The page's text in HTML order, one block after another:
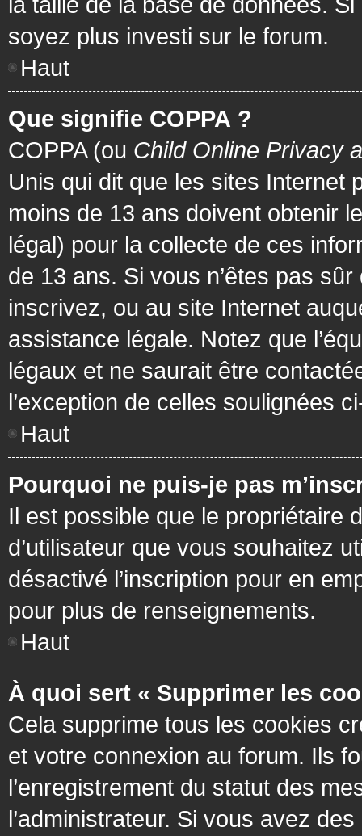
soyez plus investi sur le forum.
Haut
Que signifie COPPA ?
COPPA (ou Child Online Privacy
Unis qui dit que les sites Internet
moins de 13 ans doivent obtenir
légal) pour la collecte de ces
de 13 ans. Si vous n’êtes pas
inscrivez, ou au site Internet
assistance légale. Notez que
légaux et ne saurait être
l’exception de celles soulignées
Haut
Pourquoi ne puis-je pas
Il est possible que le propriétaire
d’utilisateur que vous souhaitez
désactivé l’inscription pour en
pour plus de renseignements.
Haut
À quoi sert « Supprimer les
Cela supprime tous les cookies
et votre connexion au forum. Ils
l’enregistrement du statut des
l’administrateur. Si vous avez